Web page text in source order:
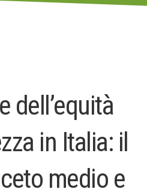
dell’equità
in Italia: il
medio e